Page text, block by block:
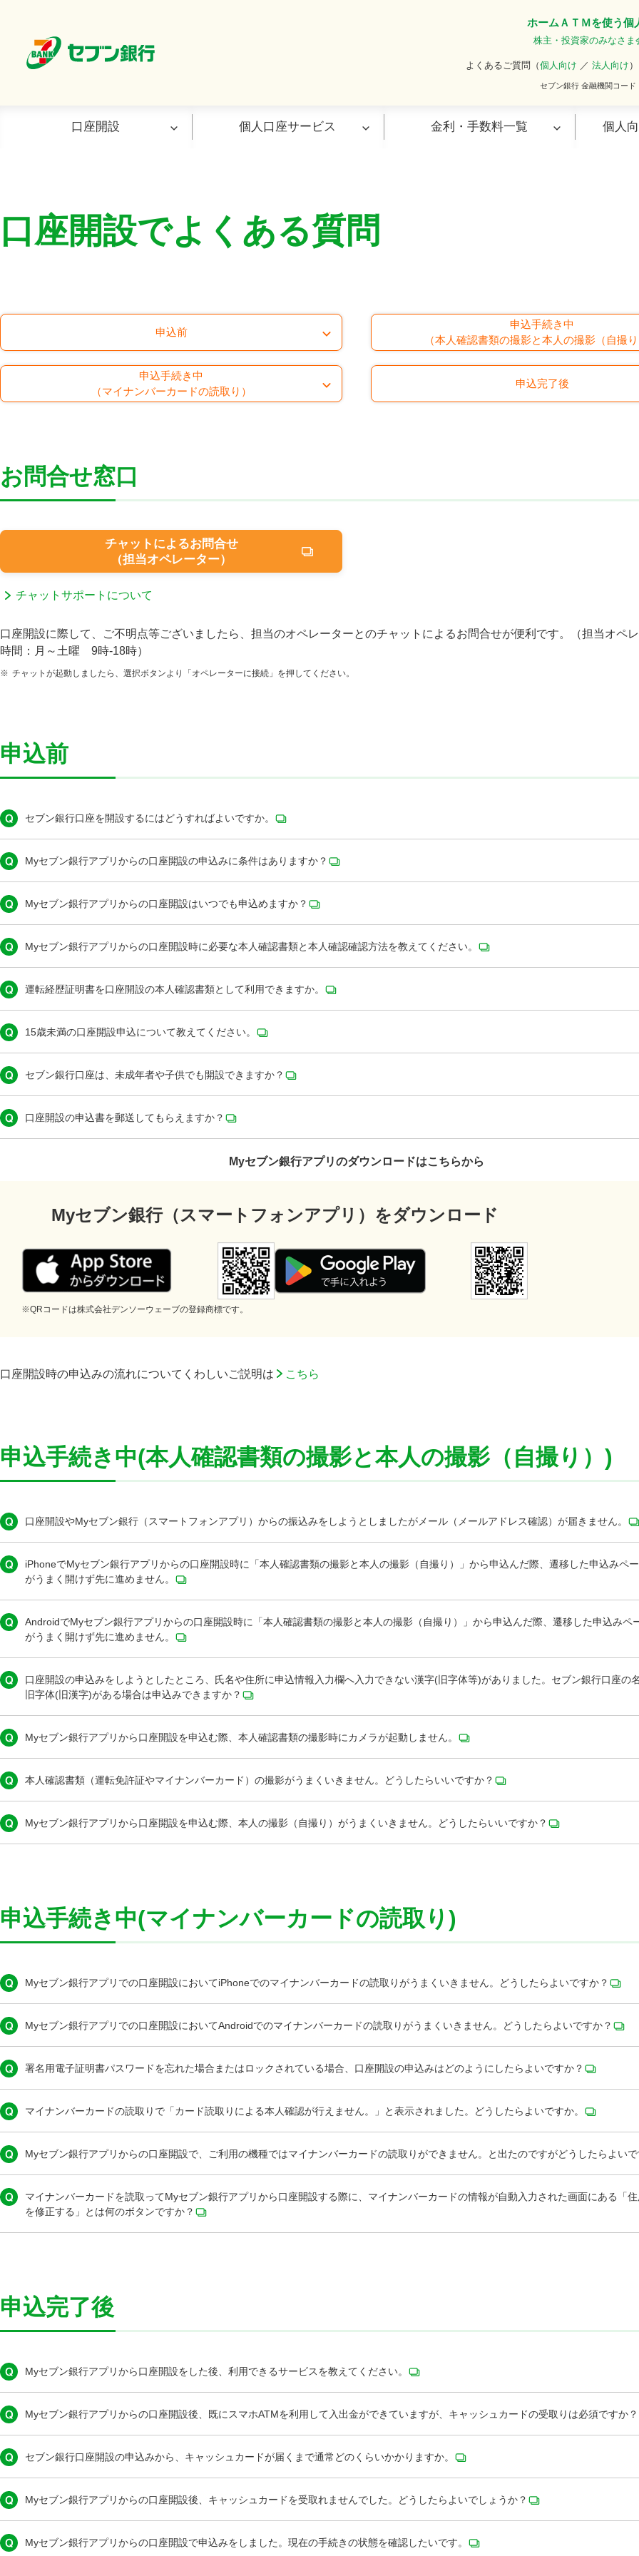
ホーム ＡＴＭを使う個
株主・投資家のみなさま
よくあるご質問（個人向け ／ 法人向け ）
セブン銀行 金融機関コード
口座開設
口座開設（アプリ）
個人口座サービス
WEBでのお取引き（ダイレクト
普通預金
お買い物投資コレカブ（金融商
品仲介サービス）
通知メールサービス
海外送金サービス
毎月自動入金サービス
給与受取り
年金受取り
便利に使う
Myセブン銀行（スマートフォン
スマホＡＴＭ（セブン銀行口
海外送金サービスアプリ
ダイレクトバンキングサービス
ご利用ガイド
金利・手数料一覧
金利一覧
個人
口座開設でよくある質問
申込前
申込手続き中
（本人確認書類の撮影と本人の撮影（自撮り
申込手続き中
（マイナンバーカードの読取り）
申込完了後
お問合せ窓口
チャットによるお問合せ
（担当オペレーター）
チャットサポートについて
口座開設に際して、ご不明点等ございましたら、担当のオペレーターとのチャットによるお問合せが便利です。（担当オペ
時間：月～土曜 9時-18時）
※ チャットが起動しましたら、選択ボタンより「オペレーターに接続」を押してください。
申込前
セブン銀行口座を開設するにはどうすればよいですか。
Myセブン銀行アプリからの口座開設の申込みに条件はありますか？
Myセブン銀行アプリからの口座開設はいつでも申込めますか？
Myセブン銀行アプリからの口座開設時に必要な本人確認書類と本人確認確認方法を教えてください。
運転経歴証明書を口座開設の本人確認書類として利用できますか。
15歳未満の口座開設申込について教えてください。
セブン銀行口座は、未成年者や子供でも開設できますか？
口座開設の申込書を郵送してもらえますか？
Myセブン銀行アプリのダウンロードはこちらから
Myセブン銀行（スマートフォンアプリ）をダウンロード
※QRコードは株式会社デンソーウェーブの登録商標です。
口座開設時の申込みの流れについてくわしいご説明は こちら
申込手続き中(本人確認書類の撮影と本人の撮影（自撮り）)
口座開設やMyセブン銀行（スマートフォンアプリ）からの振込みをしようとしましたがメール（メールアドレス確認）が届きません。
iPhoneでMyセブン銀行アプリからの口座開設時に「本人確認書類の撮影と本人の撮影（自撮り）」から申込んだ際、遷移した申込みペー
がうまく開けず先に進めません。
AndroidでMyセブン銀行アプリからの口座開設時に「本人確認書類の撮影と本人の撮影（自撮り）」から申込んだ際、遷移した申込みペ
がうまく開けず先に進めません。
口座開設の申込みをしようとしたところ、氏名や住所に申込情報入力欄へ入力できない漢字(旧字体等)がありました。セブン銀行口座の
旧字体(旧漢字)がある場合は申込みできますか？
Myセブン銀行アプリから口座開設を申込む際、本人確認書類の撮影時にカメラが起動しません。
本人確認書類（運転免許証やマイナンバーカード）の撮影がうまくいきません。どうしたらいいですか？
Myセブン銀行アプリから口座開設を申込む際、本人の撮影（自撮り）がうまくいきません。どうしたらいいですか？
申込手続き中(マイナンバーカードの読取り)
Myセブン銀行アプリでの口座開設においてiPhoneでのマイナンバーカードの読取りがうまくいきません。どうしたらよいですか？
Myセブン銀行アプリでの口座開設においてAndroidでのマイナンバーカードの読取りがうまくいきません。どうしたらよいですか？
署名用電子証明書パスワードを忘れた場合またはロックされている場合、口座開設の申込みはどのようにしたらよいですか？
マイナンバーカードの読取りで「カード読取りによる本人確認が行えません。」と表示されました。どうしたらよいですか。
Myセブン銀行アプリからの口座開設で、ご利用の機種ではマイナンバーカードの読取りができません。と出たのですがどうしたらよいで
マイナンバーカードを読取ってMyセブン銀行アプリから口座開設する際に、マイナンバーカードの情報が自動入力された画面にある「
を修正する」とは何のボタンですか？
申込完了後
Myセブン銀行アプリから口座開設をした後、利用できるサービスを教えてください。
Myセブン銀行アプリからの口座開設後、既にスマホATMを利用して入出金ができていますが、キャッシュカードの受取りは必須ですか？
セブン銀行口座開設の申込みから、キャッシュカードが届くまで通常どのくらいかかりますか。
Myセブン銀行アプリからの口座開設後、キャッシュカードを受取れませんでした。どうしたらよいでしょうか？
Myセブン銀行アプリからの口座開設で申込みをしました。現在の手続きの状態を確認したいです。